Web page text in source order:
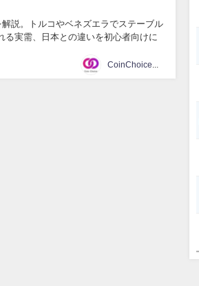
説。トルコやベネズエラでステーブル
る実需、日本との違いを初心者向けに